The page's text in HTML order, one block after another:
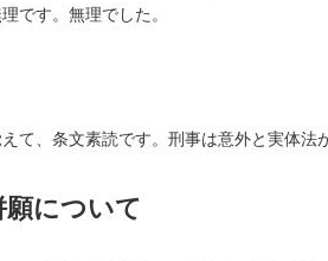
です。無理でした。
て、条文素読です。刑事は意外と実体法
について